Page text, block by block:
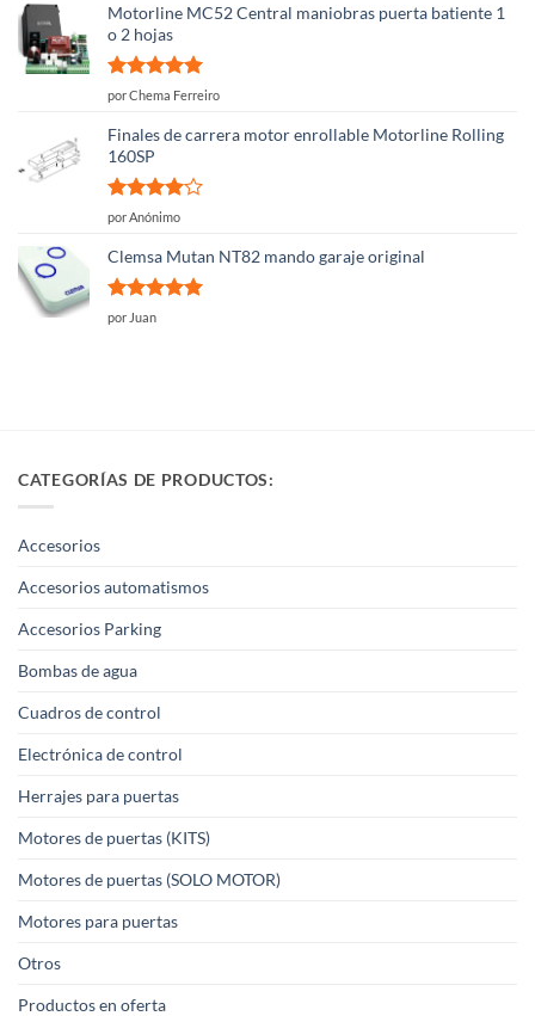
Motorline MC52 Central maniobras puerta batiente 1
o 2 hojas
Valorado
por Chema Ferreiro
Finales de carrera motor enrollable Motorline Rolling
160SP
Valorado
5
por Anónimo
Clemsa Mutan NT82 mando garaje original
Valorado
por Juan
CATEGORÍAS DE PRODUCTOS:
Accesorios
Accesorios automatismos
Accesorios Parking
Bombas de agua
Cuadros de control
Electrónica de control
Herrajes para puertas
Motores de puertas (KITS)
Motores de puertas (SOLO MOTOR)
Motores para puertas
Otros
Productos en oferta